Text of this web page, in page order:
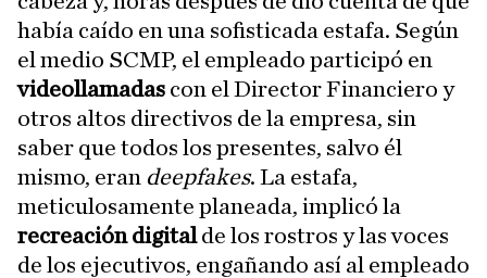
había caído en una sofisticada estafa. Según
el medio SCMP, el empleado participó en
videollamadas con el Director Financiero y
otros altos directivos de la empresa, sin
saber que todos los presentes, salvo él
mismo, eran deepfakes. La estafa,
meticulosamente planeada, implicó la
recreación digitalde los rostros y las voces
de los ejecutivos, engañando así al empleado